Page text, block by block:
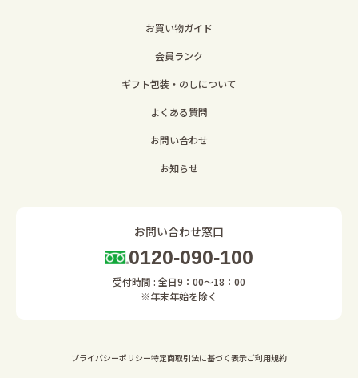
お買い物ガイド
会員ランク
ギフト包装・のしについて
よくある質問
お問い合わせ
お知らせ
お問い合わせ窓口
0120-090-100
受付時間 : 全日9：00～18：00
※年末年始を除く
プライバシーポリシー特定商取引法に基づく表示ご利用規約